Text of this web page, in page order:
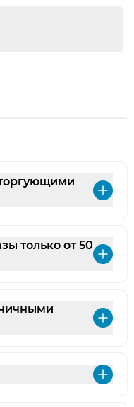
только от 50